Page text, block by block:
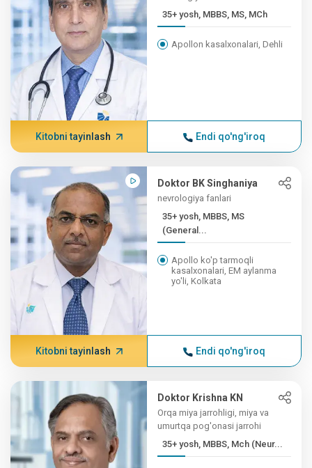
35+ yosh, MBBS, MS, MCh
Apollon kasalxonalari, Dehli
Kitobni tayinlash Endi qo'ng'iroq
Doktor BK Singhaniya
nevrologiya fanlari
35+ yosh, MBBS, MS
(General...
Apollo ko'p tarmoqli
kasalxonalari, EM aylanma
yo'li, Kolkata
Kitobni tayinlash Endi qo'ng'iroq
Doktor Krishna KN
Orqa miya jarrohligi, miya va
umurtqa pog'onasi jarrohi
35+ yosh, MBBS, Mch (Neur...